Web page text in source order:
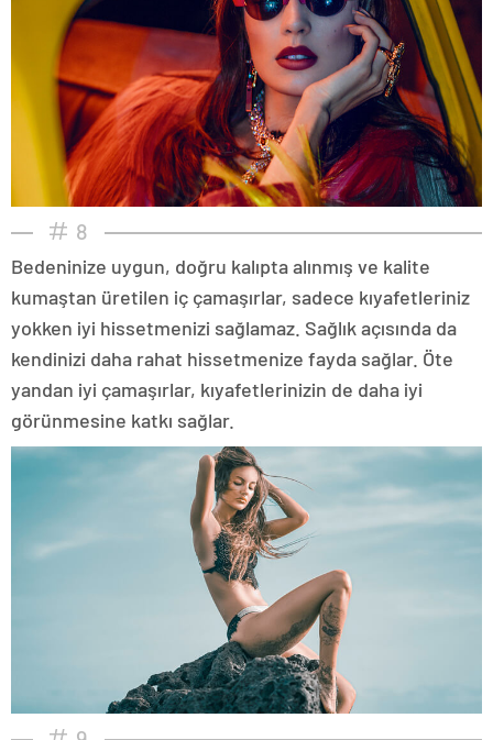
8
Bedeninize uygun, doğru kalıpta alınmış ve kalite
kumaştan üretilen iç çamaşırlar, sadece kıyafetleriniz
yokken iyi hissetmenizi sağlamaz. Sağlık açısında da
kendinizi daha rahat hissetmenize fayda sağlar. Öte
yandan iyi çamaşırlar, kıyafetlerinizin de daha iyi
görünmesine katkı sağlar.